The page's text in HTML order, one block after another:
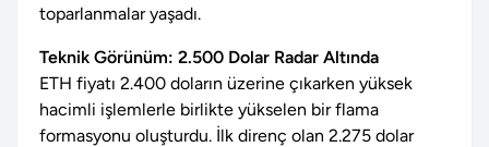
toparlanmalar yaşadı.
Teknik Görünüm: 2.500 Dolar Radar Altında
ETH fiyatı 2.400 doların üzerine çıkarken yüksek
hacimli işlemlerle birlikte yükselen bir flama
formasyonu oluşturdu. İlk direnç olan 2.275 dolar